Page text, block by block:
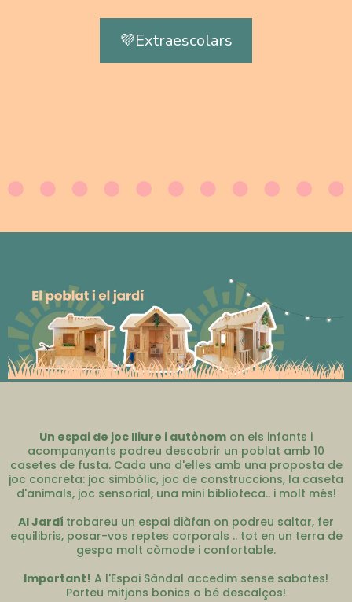
💜Extraescolars
Un espai de joc lliure i autònom on els infants i
acompanyants podreu descobrir un poblat amb 10
casetes de fusta. Cada una d'elles amb una proposta de
joc concreta: joc simbòlic, joc de construccions, la caseta
d'animals, joc sensorial, una mini biblioteca.. i molt més!
Al Jardí trobareu un espai diàfan on podreu saltar, fer
equilibris, posar-vos reptes corporals .. tot en un terra de
gespa molt còmode i confortable.
Important! A l'Espai Sàndal accedim sense sabates!
Porteu mitjons bonics o bé descalços!